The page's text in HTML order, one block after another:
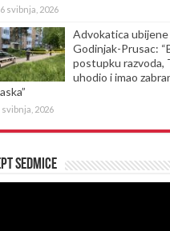
svibnja, 2026
Advokatica ubijene
Godinjak-Prusac:
postupku razvoda,
uhodio i imao
svibnja, 2026
sedmice